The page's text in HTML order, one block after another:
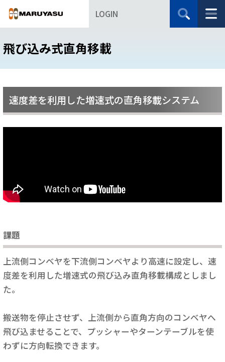
LOGIN
飛び込み式直角移載
速度差を利用した増速式の直角移載システム
課題
上流側コンベヤを下流側コンベヤより高速に設定し、速
度差を利用した増速式の飛び込み直角移載構成としまし
た。
搬送物を停止させず、上流側から直角方向のコンベヤへ
飛び込ませることで、プッシャーやターンテーブルを使
わずに方向転換できます。